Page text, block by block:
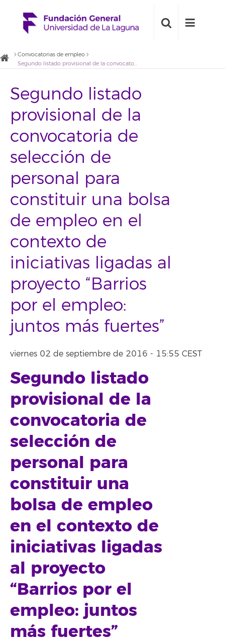
Convocatorias de empleo
Segundo listado provisional de la convocatoria de selección de personal para constituir una bolsa de empleo en el contexto de iniciativas ligadas al proyecto “Barrios por el empleo: juntos más fuertes”
Segundo listado
provisional de la
convocatoria de
selección de
personal para
constituir una bolsa
de empleo en el
contexto de
iniciativas ligadas al
proyecto “Barrios
por el empleo:
juntos más fuertes”
viernes 02 de septiembre de 2016 - 15:55 CEST
Segundo listado
provisional de la
convocatoria de
selección de
personal para
constituir una
bolsa de empleo
en el contexto de
iniciativas ligadas
al proyecto
“Barrios por el
empleo: juntos
más fuertes”